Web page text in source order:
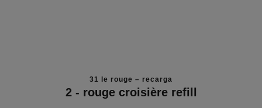
31 le rouge – recarga
2 - rouge croisière refill